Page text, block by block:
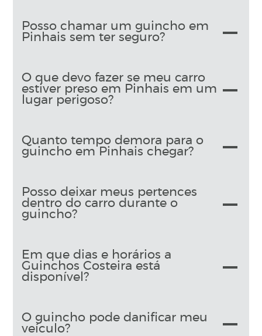
Posso chamar um guincho em
Pinhais sem ter seguro?
O que devo fazer se meu carro
estiver preso em Pinhais em um
lugar perigoso?
Quanto tempo demora para o
guincho em Pinhais chegar?
Posso deixar meus pertences
dentro do carro durante o
guincho?
Em que dias e horários a
Guinchos Costeira está
disponível?
O guincho pode danificar meu
veículo?